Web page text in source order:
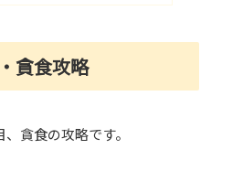
貪食攻略
貪食の攻略です。